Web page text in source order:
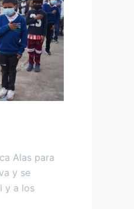
Alas para
y se
y a los